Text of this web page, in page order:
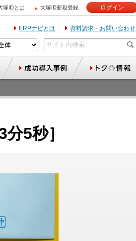
塚IDとは 大塚ID新規登録 ログイン
ERPナビとは 資料請求・お問い合わせ
5秒］